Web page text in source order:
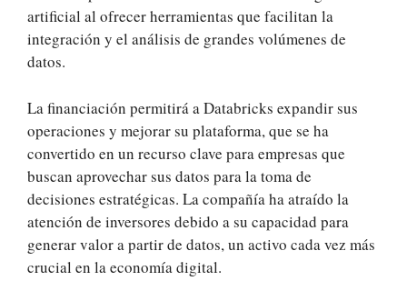
artificial al ofrecer herramientas que facilitan la
integración y el análisis de grandes volúmenes de
datos.
La financiación permitirá a Databricks expandir sus
operaciones y mejorar su plataforma, que se ha
convertido en un recurso clave para empresas que
buscan aprovechar sus datos para la toma de
decisiones estratégicas. La compañía ha atraído la
atención de inversores debido a su capacidad para
generar valor a partir de datos, un activo cada vez más
crucial en la economía digital.